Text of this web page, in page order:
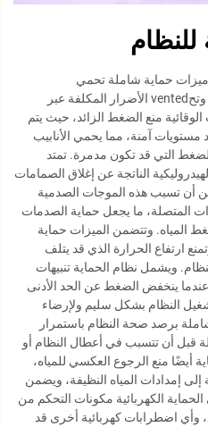
للنظام
حماية شاملة تحمي
الاستثمارات القيّمة في البنية التحتية وتحvented الأضرار المكلفة عبر
منع الضغط الزائد، حيث يتم
مستويات آمنة، مما يحمي الأنابيب
التي قد تكون مدمرة. تمتد
الناتجة عن إغلاق الصمامات
أن تسبب هذه الموجات الصدمية
المتصلة، ما يجعل حماية الصدمات
المياه. وتتضمن الميزات حماية
ارتفاع الحرارة الذي قد يتلف
ويشمل نظام الحماية تنبيهات
ينخفض الضغط عن الحد الأدنى
النظام بشكل سليم ولإرضاء
برصد صحة النظام باستمرار
قبل أن تتسبب في أعطال النظام أو
أيضًا منع الرجوع العكسي للمياه،
إمدادات المياه النظيفة، ويضمن
الكهربائية مكونات التحكم من
وأي اضطرابات كهربائية أخرى قد